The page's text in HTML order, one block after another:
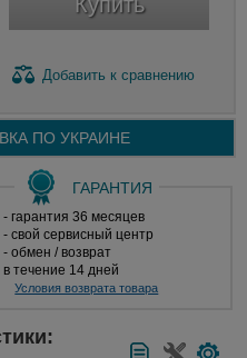
Добавить к сравнению
ПО УКРАИНЕ
ГАРАНТИЯ
- гарантия 36 месяцев
- свой сервисный центр
- обмен / возврат
в течение 14 дней
Условия возврата товара